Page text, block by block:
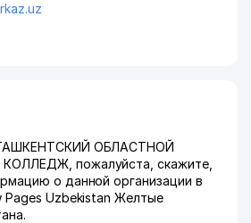
ОБЛАСТНОЙ
пожалуйста, скажите,
о данной организации в
Pages Uzbekistan Желтые